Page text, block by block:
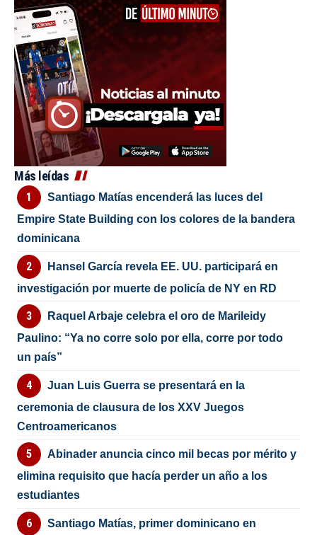
Más leídas
Santiago Matías encenderá las luces del
Empire State Building con los colores de la bandera
dominicana
Hansel García revela EE. UU. participará en
investigación por muerte de policía de NY en RD
Raquel Arbaje celebra el oro de Marileidy
Paulino: “Ya no corre solo por ella, corre por todo
un país”
Juan Luis Guerra se presentará en la
ceremonia de clausura de los XXV Juegos
Centroamericanos
Abinader anuncia cinco mil becas por mérito y
elimina requisito que hacía perder un año a los
estudiantes
Santiago Matías, primer dominicano en